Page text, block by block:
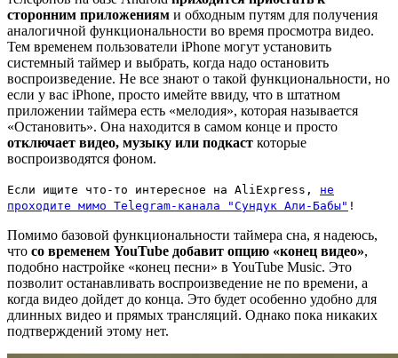
сторонним приложениям и обходным путям для получения
аналогичной функциональности во время просмотра видео.
Тем временем пользователи iPhone могут установить
системный таймер и выбрать, когда надо остановить
воспроизведение. Не все знают о такой функциональности, но
если у вас iPhone, просто имейте ввиду, что в штатном
приложении таймера есть «мелодия», которая называется
«Остановить». Она находится в самом конце и просто
отключает видео, музыку или подкаст которые
воспроизводятся фоном.
Если ищите что-то интересное на AliExpress, не
проходите мимо Telegram-канала "Сундук Али-Бабы" !
Помимо базовой функциональности таймера сна, я надеюсь,
что со временем YouTube добавит опцию «конец видео»,
подобно настройке «конец песни» в YouTube Music. Это
позволит останавливать воспроизведение не по времени, а
когда видео дойдет до конца. Это будет особенно удобно для
длинных видео и прямых трансляций. Однако пока никаких
подтверждений этому нет.